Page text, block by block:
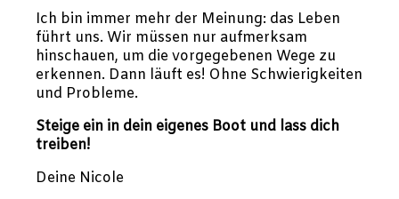
Ich bin immer mehr der Meinung: das Leben
führt uns. Wir müssen nur aufmerksam
hinschauen, um die vorgegebenen Wege zu
erkennen. Dann läuft es! Ohne Schwierigkeiten
und Probleme.
Steige ein in dein eigenes Boot und lass dich
treiben!
Deine Nicole